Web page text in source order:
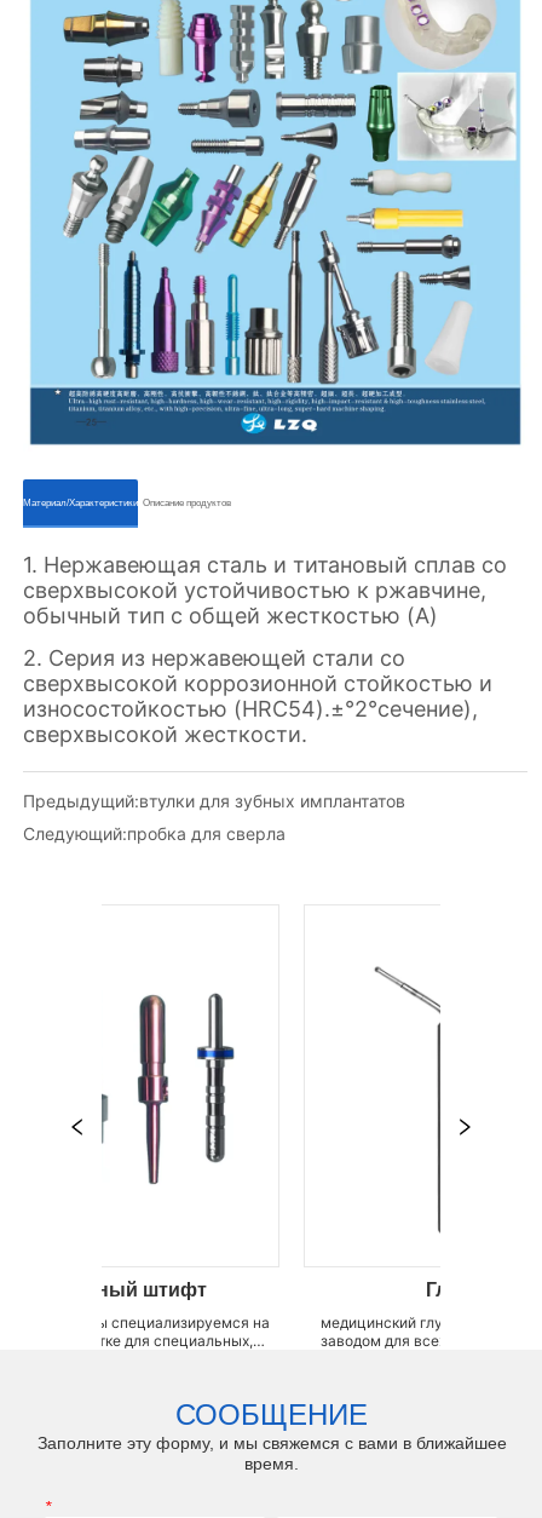
ㅤㅤМатериал/Характеристикиㅤㅤ ㅤㅤОписание продуктовㅤㅤ
Предыдущий:втулки для зубных имплантатов
Следующий:пробка для сверла
на
для специальных,
Глубиномер
медицинский глубиномер LZQ является OEM-
заводом для всех видов измерителей глубины
остеотомии, рентгенографический комплек...
СООБЩЕНИЕ
Заполните эту форму, и мы свяжемся с вами в ближайшее
время.
*